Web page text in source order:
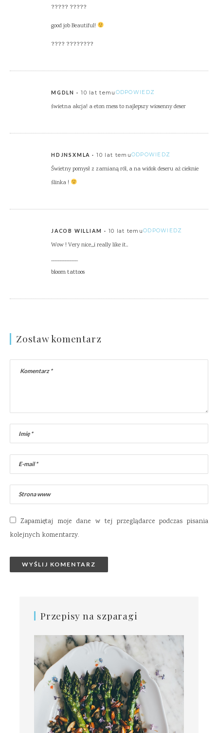
????? ?????
good job Beautiful!
???? ????????
MGDLN 10 lat temu ODPOWIEDZ
świetna akcja! a eton mess to najlepszy wiosenny deser
HDJNSXMLA 10 lat temuODPOWIEDZ
Świetny pomysł z zamianą ról, a na widok deseru aż cieknie
ślinka !
JACOB WILLIAM 10 lat temuODPOWIEDZ
Wow ! Very nice,,,i really like it..
___________
bloom tattoos
Zostaw komentarz
Zapamiętaj moje dane w tej przeglądarce podczas pisania
kolejnych komentarzy.
Przepisy na szparagi